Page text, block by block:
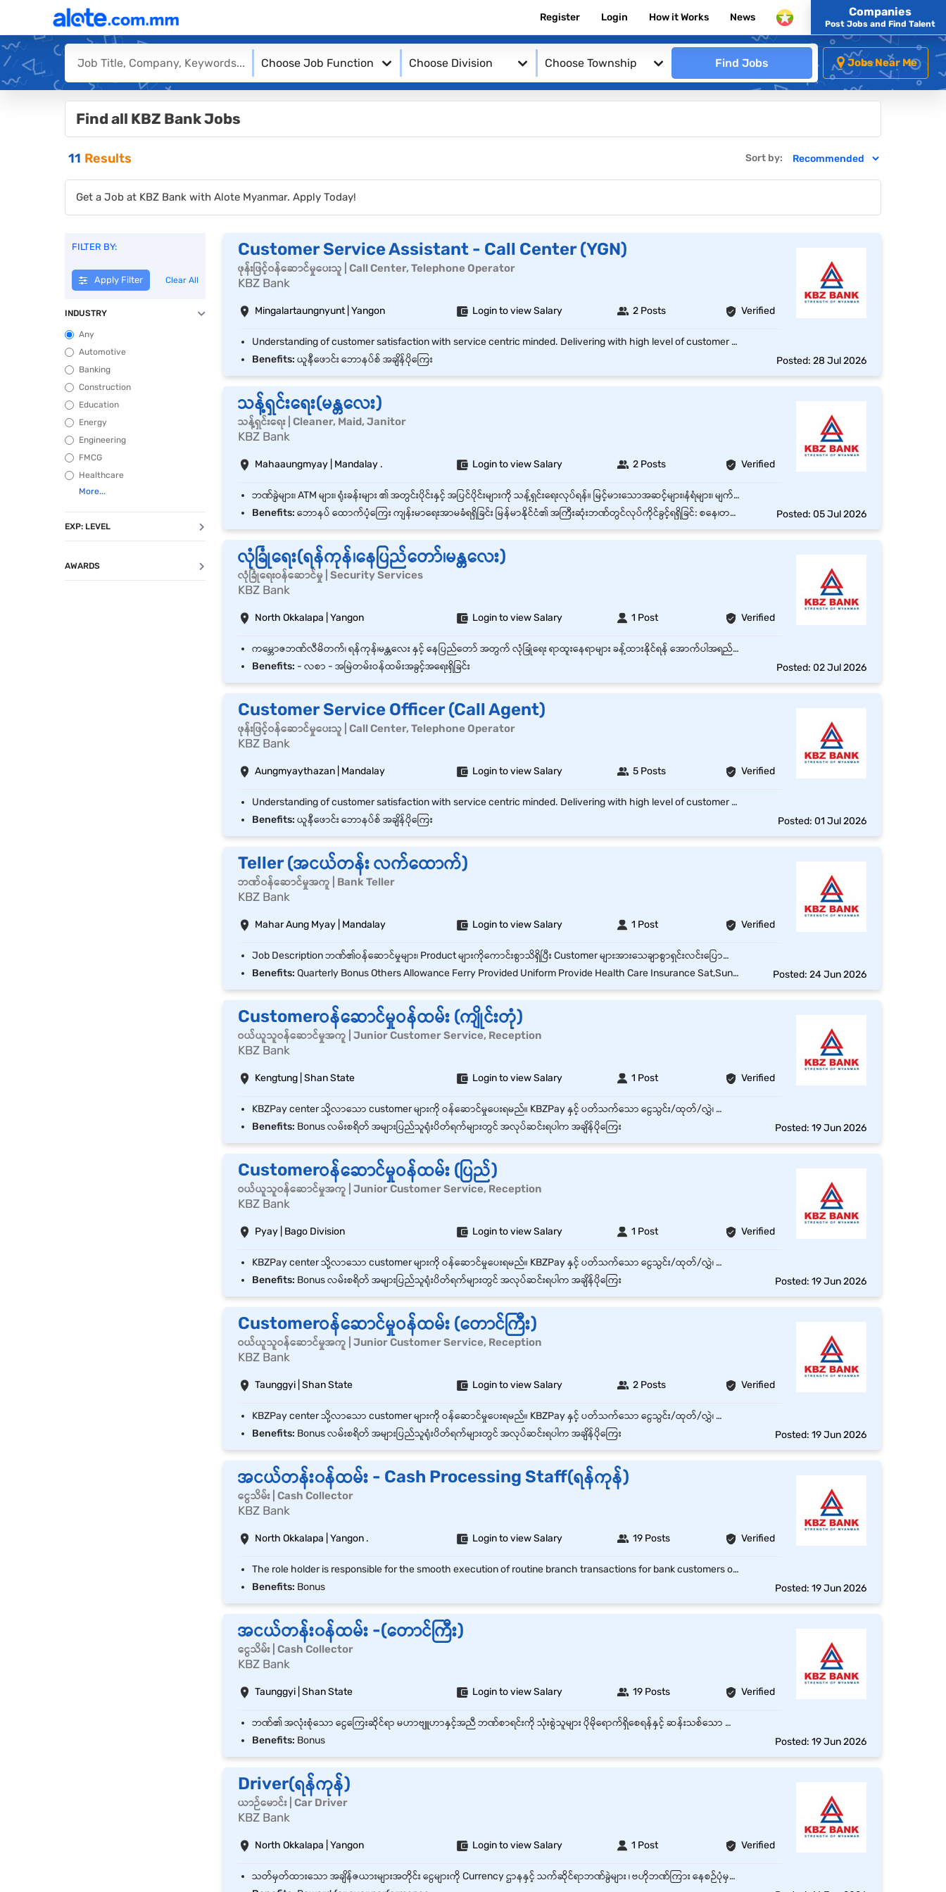
Register Login How it Works News Companies
Post Jobs and Find Talent
Choose Job Function Choose Division Choose Township Find Jobs Jobs Near Me
Find all KBZ Bank Jobs
11 Results Sort by:
Get a Job at KBZ Bank with Alote Myanmar. Apply Today!
FILTER BY:
Apply Filter Clear All
INDUSTRY
Any
Automotive
Banking
Construction
Education
Energy
Engineering
FMCG
Healthcare
EXP: LEVEL
AWARDS
Customer Service Assistant - Call Center (YGN)
ဖုန်းဖြင့်ဝန်ဆောင်မှုပေးသူ | Call Center, Telephone Operator
KBZ Bank
Mingalartaungnyunt | Yangon Login to view Salary 2 Posts Verified
Understanding of customer satisfaction with service centric minded. Delivering with high level of customer service with online solution. The main duty of CSO (Customer Service Officer) will be responsible for providing excellent customer service in different channels at contact centre such as incoming calls/ outbound calls, email and social media as per daily productivity target and guidelines. Job Description Handle customer requests and complaints via any channel (calls, email, social media). Make outbound calls according to standard operating procedures and call handling scripts to explain customer complaints and close the tickets within SLA. Follow up and resolve customer complaints to related team. Provide customers with accurate product and service information and proper call handling soft skills. Up to date learning and research requiring information using available resources provided. dentify, highlight and escalate priority issues and VOCs to Superior. Escalate or route calls to appropriate superior when necessary. Document and tag all call category types information according to standard operating procedures in CRM. Able to hit the daily productivity target basis on duty assigned per channel. Effective knowledge and usage of systems used in resolving customer’s requests or complaints. Work with positive mind set, respect and teamwork.  Flexible to work on-shift assignment if required.
Benefits: ယူနီဖောင်း ဘောနပ်စ် အချိန်ပိုကြေး Posted: 28 Jul 2026
သန့်ရှင်းရေး(မန္တလေး)
သန့်ရှင်းရေး | Cleaner, Maid, Janitor
KBZ Bank
Mahaaungmyay | Mandalay . Login to view Salary 2 Posts Verified
ဘဏ်ခွဲများ၊ ATM များ၊ ရုံးခန်းများ ၏ အတွင်းပိုင်းနှင့် အပြင်ပိုင်းများကို သန့်ရှင်းရေးလုပ်ရန်။ မြင့်မားသောအဆင့်များ၊နံရံများ၊ မျက်နှာကျက်များ၊ ပြတင်းပေါက်များ၊ အဖုံးအအုပ် (အကာ) များ၊ သံမဏိ၊ ကူရှင်များနှင့် လိုအပ်ပါက သီးသန့်တောင်းဆိုမှုများကိုလည်းသန့်ရှင်းပေးရန်။ အဆောက်အဦးဝန်းကျင်ဧရိယာများနှင့် ပြင်ပနံရံများအပါအဝင် ဘဏ်ခွဲများ၏ဆိုင်းဘုတ်များကို သန့်ရှင်းပေးရန်။ ဘဏ်ခွဲများတွင် လိုအပ်သလို Deep Cleaning လုပ်ပေးရန်။ မြန်အောင်မြေ၊ မန္တလေးတိုင်းတွင်ရှိသော ရာထူး 1 နေရာစာအတွက် အထူးအခွင့်အရေး၊ လုပ်သက် - အတွေ့အကြုံမရှိလဲလျှောက်ထားနိုင်ပါသည်။
Benefits: ဘောနပ် ထောက်ပံ့ကြေး ကျန်းမာရေးအာမခံရရှိခြင်း မြန်မာနိုင်ငံ၏ အကြီးဆုံးဘဏ်တွင်လုပ်ကိုင်ခွင့်ရရှိခြင်: စနေ၊တနင်္ဂနွေနှင့် အစိုးရရုံးပိတ်ရက် ပိတ်သည် Posted: 05 Jul 2026
လုံခြုံရေး(ရန်ကုန်၊နေပြည်တော်၊မန္တလေး)
လုံခြုံရေးဝန်ဆောင်မှု | Security Services
KBZ Bank
North Okkalapa | Yangon Login to view Salary 1 Post Verified
ကမ္ဘောဇဘဏ်လီမိတက်၊ ရန်ကုန်၊မန္တလေး နှင့် နေပြည်‌တော် အတွက် လုံခြုံရေး ရာထူးနေရာများ ခန့်ထားနိုင်ရန် အောက်ပါအရည်အချင်းနှင့်ပြည့်စုံသူများ လျှောက်ထားနိုင်ပါသည်။ လုံခြုံရေးဝန်ထမ်းအဖြစ်လျှောက်ထားလိုသူများသည်- ကျန်းမာသန်စွမ်း၍ အမြင်အာရုံကောင်းသူ လုံခြုံရေးတာဝန်များကို နေ့/ည တာဝန်ထမ်းဆောင်နိုင်သူ ဘဏ်မှသင်ကြားပေးမည့် လုံခြုံရေးသင်တန်းများကို တက်ရောက်နိုင်သူ
Benefits: - လစာ - အမြဲတမ်းဝန်ထမ်းအခွင့်အရေးရှိခြင်း Posted: 02 Jul 2026
Customer Service Officer (Call Agent)
ဖုန်းဖြင့်ဝန်ဆောင်မှုပေးသူ | Call Center, Telephone Operator
KBZ Bank
Aungmyaythazan | Mandalay Login to view Salary 5 Posts Verified
Understanding of customer satisfaction with service centric minded. Delivering with high level of customer service with online solution. The main duty of CSO (Customer Service Officer) will be responsible for providing excellent customer service in different channels at contact centre such as incoming calls/ outbound calls, email and social media as per daily productivity target and guidelines. Job Description Handle customer requests and complaints via any channel (calls, email, social media). Make outbound calls according to standard operating procedures and call handling scripts to explain customer complaints and close the tickets within SLA. Follow up and resolve customer complaints to related team. Provide customers with accurate product and service information and proper call handling soft skills. Up to date learning and research requiring information using available resources provided. dentify, highlight and escalate priority issues and VOCs to Superior. Escalate or route calls to appropriate superior when necessary. Document and tag all call category types information according to standard operating procedures in CRM. Able to hit the daily productivity target basis on duty assigned per channel. Effective knowledge and usage of systems used in resolving customer’s requests or complaints. Work with positive mind set, respect and teamwork.  Flexible to work on-shift assignment if required.
Benefits: ယူနီဖောင်း ဘောနပ်စ် အချိန်ပိုကြေး Posted: 01 Jul 2026
Teller (အငယ်တန်း လက်ထောက်)
ဘဏ်ဝန်ဆောင်မှုအကူ | Bank Teller
KBZ Bank
Mahar Aung Myay | Mandalay Login to view Salary 1 Post Verified
Job Description ဘဏ်၏ဝန်ဆောင်မှုများ၊ Product များကိုကောင်းစွာသိရှိပြီး Customer များအားသေချာစွာရှင်းလင်းပြောကြားပေးခြင်း။ ဘဏ်စာရင်းရေးသွင်းခြင်း၊ စာရင်းပိတ်ခြင်း။ ဘဏ်ခွဲများတွင် ငွေလက်ခံခြင်း၊ ထုတ်ပေးခြင်း၊ စိစစ်ခြင်း။ Customer များ၏အခက်အခဲများကို ကူညီဖြေရှင်းပေးခြင်း၊ သိရှိလိုသည်များ၊ မေးမြန်းမှုများကိုဖြေကြားပေးခြင်း။ ဘဏ်၏၀န်ဆောင်မှုအဆင့်အတန်းများကို အမြဲတစေ တိုးတက်အောင် ဆောင်ရွက်ပေးခြင်းဖြင့် Customer များစိတ်ကျေနပ်မှု အပြည့်အဝ ရရှိစေရန် ကြိုးပမ်းဆောင်ရွက်ခြင်း။
Benefits: Quarterly Bonus Others Allowance Ferry Provided Uniform Provide Health Care Insurance Sat,Sun and Gazette Day Off Posted: 24 Jun 2026
Customerဝန်ဆောင်မှုဝန်ထမ်း (ကျိုင်းတုံ)
ဝယ်ယူသူဝန်ဆောင်မှုအကူ | Junior Customer Service, Reception
KBZ Bank
Kengtung | Shan State Login to view Salary 1 Post Verified
KBZPay center သို့လာသော customer များကို ဝန်ဆောင်မှုပေးရမည်။ KBZPay နှင့် ပတ်သက်သော ငွေသွင်း/ထုတ်/လွှဲ၊ အကောင့် သစ်ဖွင့်ခြင်းနှင့် အခြား KBZPay ဝန်ဆောင်မှုများကို လုပ်ဆောင်ပေးရမည်။ KBZPay နှင့် ပတ်သက်သည့် customer မေးမြန်းချက်များကိုလည်း ဖြေရှင်းပေးရမည်ဖြစ်ပြီး လိုအပ်ပါက အထက်မန်နေဂျာသို့ သတင်းပေးပို့ရမည်။ နေ့စဉ် customer စာရင်းများကို ကွန်ပျူတာဖြင့် စာရင်းသွင်းရမည်။
Benefits: Bonus လမ်းစရိတ် အများပြည်သူရုံးပိတ်ရက်များတွင် အလုပ်ဆင်းရပါက အချိန်ပိုကြေး Posted: 19 Jun 2026
Customerဝန်ဆောင်မှုဝန်ထမ်း (ပြည်)
ဝယ်ယူသူဝန်ဆောင်မှုအကူ | Junior Customer Service, Reception
KBZ Bank
Pyay | Bago Division Login to view Salary 1 Post Verified
KBZPay center သို့လာသော customer များကို ဝန်ဆောင်မှုပေးရမည်။ KBZPay နှင့် ပတ်သက်သော ငွေသွင်း/ထုတ်/လွှဲ၊ အကောင့် သစ်ဖွင့်ခြင်းနှင့် အခြား KBZPay ဝန်ဆောင်မှုများကို လုပ်ဆောင်ပေးရမည်။ KBZPay နှင့် ပတ်သက်သည့် customer မေးမြန်းချက်များကိုလည်း ဖြေရှင်းပေးရမည်ဖြစ်ပြီး လိုအပ်ပါက အထက်မန်နေဂျာသို့ သတင်းပေးပို့ရမည်။ နေ့စဉ် customer စာရင်းများကို ကွန်ပျူတာဖြင့် စာရင်းသွင်းရမည်။
Benefits: Bonus လမ်းစရိတ် အများပြည်သူရုံးပိတ်ရက်များတွင် အလုပ်ဆင်းရပါက အချိန်ပိုကြေး Posted: 19 Jun 2026
Customerဝန်ဆောင်မှုဝန်ထမ်း (တောင်ကြီး)
ဝယ်ယူသူဝန်ဆောင်မှုအကူ | Junior Customer Service, Reception
KBZ Bank
Taunggyi | Shan State Login to view Salary 2 Posts Verified
KBZPay center သို့လာသော customer များကို ဝန်ဆောင်မှုပေးရမည်။ KBZPay နှင့် ပတ်သက်သော ငွေသွင်း/ထုတ်/လွှဲ၊ အကောင့် သစ်ဖွင့်ခြင်းနှင့် အခြား KBZPay ဝန်ဆောင်မှုများကို လုပ်ဆောင်ပေးရမည်။ KBZPay နှင့် ပတ်သက်သည့် customer မေးမြန်းချက်များကိုလည်း ဖြေရှင်းပေးရမည်ဖြစ်ပြီး လိုအပ်ပါက အထက်မန်နေဂျာသို့ သတင်းပေးပို့ရမည်။ နေ့စဉ် customer စာရင်းများကို ကွန်ပျူတာဖြင့် စာရင်းသွင်းရမည်။
Benefits: Bonus လမ်းစရိတ် အများပြည်သူရုံးပိတ်ရက်များတွင် အလုပ်ဆင်းရပါက အချိန်ပိုကြေး Posted: 19 Jun 2026
အငယ်တန်း၀န်ထမ်း - Cash Processing Staff(ရန်ကုန်)
ငွေသိမ်း | Cash Collector
KBZ Bank
North Okkalapa | Yangon . Login to view Salary 19 Posts Verified
The role holder is responsible for the smooth execution of routine branch transactions for bank customers on a day-to-day basis, and for ensuring high levels of customer service. The role holder is also responsible for ensuring adequate cash is available at the cash counters, all accounts are balanced and updated at the end of the day, and for preventing losses through frauds. Effectively executes the Value Centre’s business plans for structuring highly relevant and innovative financial solutions to deepen account adoption and to reach more customers at lower cost, in line with the overall bank’s strategy of driving nation-wide financial inclusion To operate cash processing via cash counting machines at Cash Center To count and verify cash received to the Cash Center To identify, orienting cash as per CBM standards Handling cash bags/boxes at Cash Center and cash packing for deposit with CBM To perform the role as per cash processing procedure and cash Harvest and delivery work To participate in the process of delivering deposit to CBM on daily basic To carry out any other duties or special project which may be assigned to you from time to time by supervisors. Myanmar Version ဘဏ်၏ အလုံးစုံသော ငွေကြေးဆိုင်ရာ မဟာဗျူဟာနှင့်အညီ ဘဏ်စာရင်းကို သုံးစွဲသူများ ပိုမိုရောက်ရှိစေရန်နှင့် ဆန်းသစ်သော ငွေကြေးဆိုင်ရာ ဖြေရှင်းချက်များကို တည်ဆောက်ခြင်းအတွက် Value Centre ၏ လုပ်ငန်းစီမံချက်များကို ထိရောက်စွာ အကောင်အထည်ဖော် ဆောင်ရွက်ရန်။ Cash Center တွင် ငွေသားရေတွက်စက်များမှတစ်ဆင့် ငွေသားထုတ်ယူခြင်းကို လုပ်ဆောင်ရန် ငွေသားစင်တာသို့ လက်ခံရရှိသည့်ငွေများကို ရေတွက်ခြင်းနှင့် စိစစ်ရန် CBM စံနှုန်းများအတိုင်း ငွေသားကို ခွဲခြားသတ်မှတ်ရန်၊ Cash Center တွင် ငွေသားအိတ်/သေတ္တာများ ကိုင်တွယ်ခြင်းနှင့် CBM တွင် ငွေသွင်းရန်အတွက် ငွေသားထုပ်ပိုးခြင်း ငွေသားထုတ်ယူခြင်း, ငွေသားသိမ်းခြင်းနှင့် ပေးပို့ခြင်းလုပ်ငန်းစသည့် အခန်းကဏ္ဍများအတိုင်း လုပ်ဆောင်ရန်
Benefits: Bonus Posted: 19 Jun 2026
အငယ်တန်း၀န်ထမ်း -(တောင်ကြီး)
ငွေသိမ်း | Cash Collector
KBZ Bank
Taunggyi | Shan State Login to view Salary 19 Posts Verified
ဘဏ်၏ အလုံးစုံသော ငွေကြေးဆိုင်ရာ မဟာဗျူဟာနှင့်အညီ ဘဏ်စာရင်းကို သုံးစွဲသူများ ပိုမိုရောက်ရှိစေရန်နှင့် ဆန်းသစ်သော ငွေကြေးဆိုင်ရာ ဖြေရှင်းချက်များကို တည်ဆောက်ခြင်းအတွက် Value Centre ၏ လုပ်ငန်းစီမံချက်များကို ထိရောက်စွာ အကောင်အထည်ဖော် ဆောင်ရွက်ရန်။ Cash Center တွင် ငွေသားရေတွက်စက်များမှတစ်ဆင့် ငွေသားထုတ်ယူခြင်းကို လုပ်ဆောင်ရန် ငွေသားစင်တာသို့ လက်ခံရရှိသည့်ငွေများကို ရေတွက်ခြင်းနှင့် စိစစ်ရန် CBM စံနှုန်းများအတိုင်း ငွေသားကို ခွဲခြားသတ်မှတ်ရန်၊ Cash Center တွင် ငွေသားအိတ်/သေတ္တာများ ကိုင်တွယ်ခြင်းနှင့် CBM တွင် ငွေသွင်းရန်အတွက် ငွေသားထုပ်ပိုးခြင်း ငွေသားထုတ်ယူခြင်း, ငွေသားသိမ်းခြင်းနှင့် ပေးပို့ခြင်းလုပ်ငန်းစသည့် အခန်းကဏ္ဍများအတိုင်း လုပ်ဆောင်ရန်
Benefits: Bonus Posted: 19 Jun 2026
Driver(ရန်ကုန်)
ယာဉ်မောင်း | Car Driver
KBZ Bank
North Okkalapa | Yangon Login to view Salary 1 Post Verified
သတ်မှတ်ထားသော အချိန်ဇယားများအတိုင်း ငွေများကို Currency ဌာနနှင့် သက်ဆိုင်ရာဘဏ်ခွဲများ ၊ ဗဟိုဘဏ်ကြား နေစဉ်ပုံမှန် မောင်းနှင်ပို့ဆောင်ပေးရမည်။ မိမိတာဝန်ယူထားသော မော်တော်ယာဉ်အား ပုံမှန်စစ်ဆေးထိန်းသိမ်းရမည်ဖြစ်ပြီး တစ်စုံတစ်ရာ ထူးခြားမှုရှိပါက သက်ဆိုင်ရာ ဌာနသို့ သတင်းပို့ရမည်။ အထက်လူကြီးမှ အခါအားလျှော်စွာ ညွှန်ကြားသည့် တာဝန်များကို ထမ်းဆောင်ရမည်။